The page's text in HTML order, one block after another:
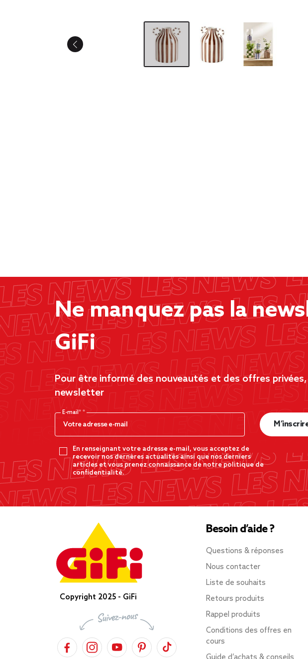
Ne manquez pas la
GiFi
Pour être informé des nouveautés et des offres privées,
newsletter
E-mail*
En renseignant votre adresse e-mail, vous acceptez de
recevoir nos dernères actualités ainsi que nos derniers
articles et vous prenez connaissance de notre politique de
confidentialité.
Copyright 2025 - GiFi
Besoin d’aide ?
Questions & réponses
Nous contacter
Liste de souhaits
Retours produits
Rappel produits
Conditions des offres en
cours